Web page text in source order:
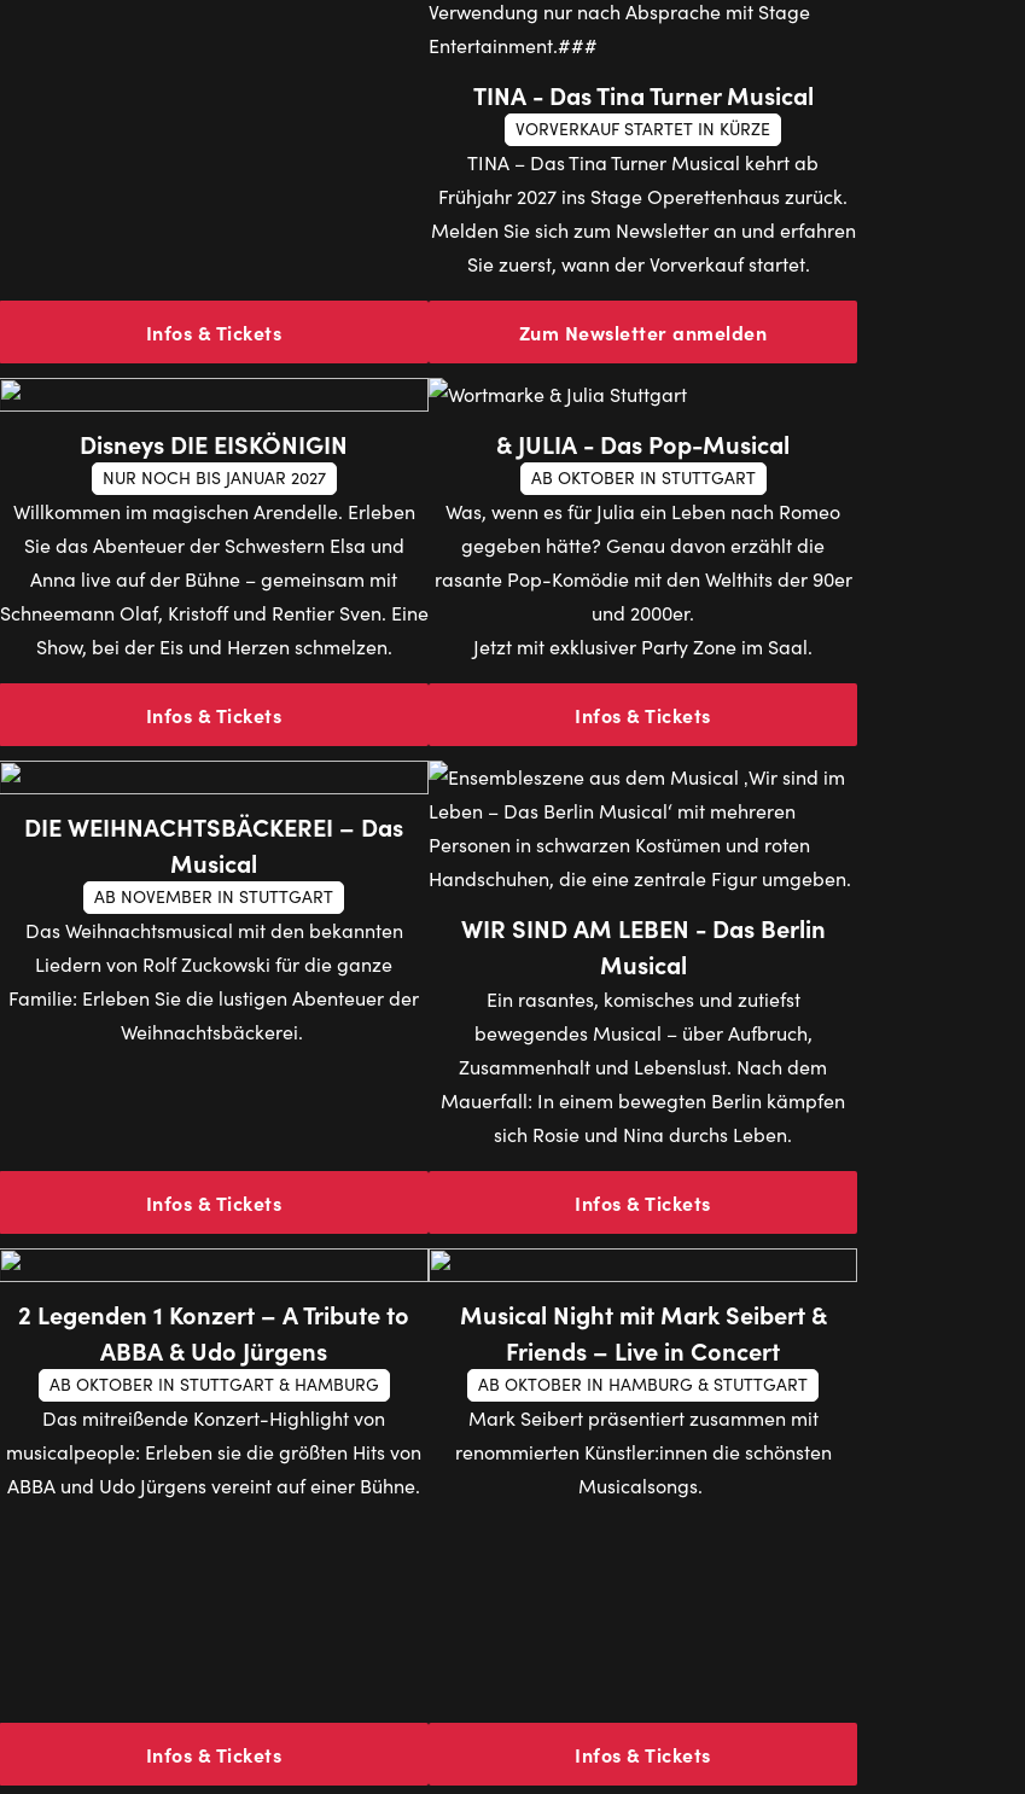
Infos & Tickets
TINA - Das Tina Turner Musical
VORVERKAUF STARTET IN KÜRZE
TINA – Das Tina Turner Musical kehrt ab
Frühjahr 2027 ins Stage Operettenhaus zurück.
Melden Sie sich zum Newsletter an und erfahren
Sie zuerst, wann der Vorverkauf startet.
Zum Newsletter anmelden
Disneys DIE EISKÖNIGIN
NUR NOCH BIS JANUAR 2027
Willkommen im magischen Arendelle. Erleben
Sie das Abenteuer der Schwestern Elsa und
Anna live auf der Bühne – gemeinsam mit
Schneemann Olaf, Kristoff und Rentier Sven. Eine
Show, bei der Eis und Herzen schmelzen.
Infos & Tickets
& JULIA - Das Pop-Musical
AB OKTOBER IN STUTTGART
Was, wenn es für Julia ein Leben nach Romeo
gegeben hätte? Genau davon erzählt die
rasante Pop-Komödie mit den Welthits der 90er
und 2000er.
Jetzt mit exklusiver Party Zone im Saal.
Infos & Tickets
DIE WEIHNACHTSBÄCKEREI – Das
Musical
AB NOVEMBER IN STUTTGART
Das Weihnachtsmusical mit den bekannten
Liedern von Rolf Zuckowski für die ganze
Familie: Erleben Sie die lustigen Abenteuer der
Weihnachtsbäckerei.
Infos & Tickets
WIR SIND AM LEBEN - Das Berlin
Musical
Ein rasantes, komisches und zutiefst
bewegendes Musical – über Aufbruch,
Zusammenhalt und Lebenslust. Nach dem
Mauerfall: In einem bewegten Berlin kämpfen
sich Rosie und Nina durchs Leben.
Infos & Tickets
2 Legenden 1 Konzert – A Tribute to
ABBA & Udo Jürgens
AB OKTOBER IN STUTTGART & HAMBURG
Das mitreißende Konzert-Highlight von
musicalpeople: Erleben sie die größten Hits von
ABBA und Udo Jürgens vereint auf einer Bühne.
Infos & Tickets
Musical Night mit Mark Seibert &
Friends – Live in Concert
AB OKTOBER IN HAMBURG & STUTTGART
Mark Seibert präsentiert zusammen mit
renommierten Künstler:innen die schönsten
Musicalsongs.
Infos & Tickets